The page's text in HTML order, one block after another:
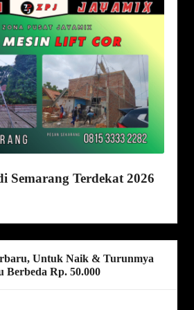
Semarang Terdekat 2026
Untuk Naik & Turunmya
Berbeda Rp. 50.000